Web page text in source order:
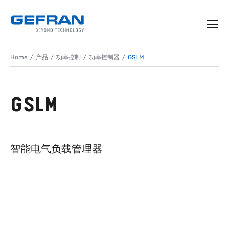
Home 产品 功率控制 功率控制器 GSLM
GSLM
智能电气负载管理器